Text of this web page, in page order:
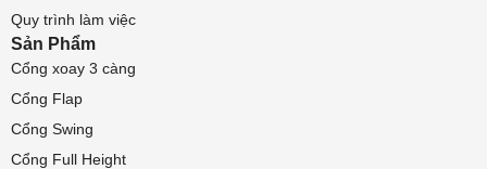
Quy trình làm việc
Sản Phẩm
Cổng xoay 3 càng
Cổng Flap
Cổng Swing
Cổng Full Height